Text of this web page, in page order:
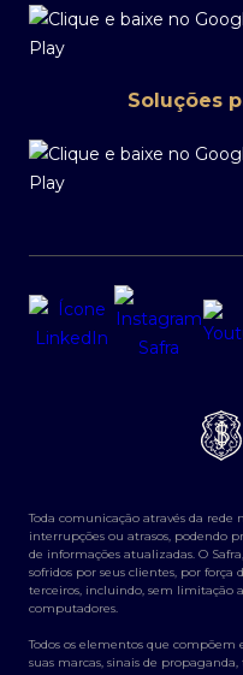
Soluções
Toda comunicação através da
interrupções ou atrasos, podendo
de informações atualizadas. O
sofridos por seus clientes, por
terceiros, incluindo, sem limitação
computadores.
Todos os elementos que
suas marcas, sinais de